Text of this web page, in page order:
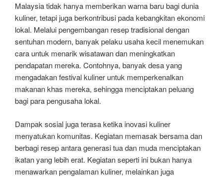
Malaysia tidak hanya memberikan warna baru bagi dunia
kuliner, tetapi juga berkontribusi pada kebangkitan ekonomi
lokal. Melalui pengembangan resep tradisional dengan
sentuhan modern, banyak pelaku usaha kecil menemukan
cara untuk menarik wisatawan dan meningkatkan
pendapatan mereka. Contohnya, banyak desa yang
mengadakan festival kuliner untuk memperkenalkan
makanan khas mereka, sehingga menciptakan peluang
bagi para pengusaha lokal.
Dampak sosial juga terasa ketika inovasi kuliner
menyatukan komunitas. Kegiatan memasak bersama dan
berbagi resep antara generasi tua dan muda menciptakan
ikatan yang lebih erat. Kegiatan seperti ini bukan hanya
menawarkan pengalaman kuliner, melainkan juga